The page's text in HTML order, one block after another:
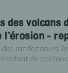
des volcans
-
randonneurs,
de